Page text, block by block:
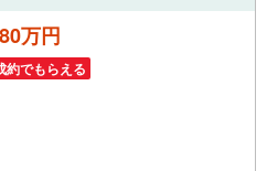
万円
約でもらえる